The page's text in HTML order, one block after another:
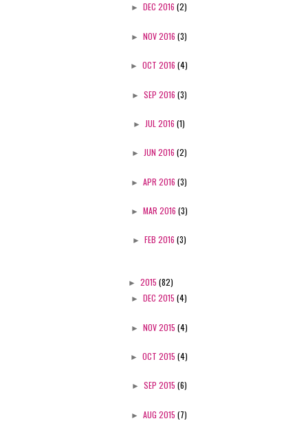
► DEC 2016 (2)
► NOV 2016 (3)
► OCT 2016 (4)
► SEP 2016 (3)
► JUL 2016 (1)
► JUN 2016 (2)
► APR 2016 (3)
► MAR 2016 (3)
► FEB 2016 (3)
► 2015 (82)
► DEC 2015 (4)
► NOV 2015 (4)
► OCT 2015 (4)
► SEP 2015 (6)
► AUG 2015 (7)